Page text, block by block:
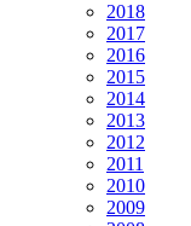
2018
2017
2016
2015
2014
2013
2012
2011
2010
2009